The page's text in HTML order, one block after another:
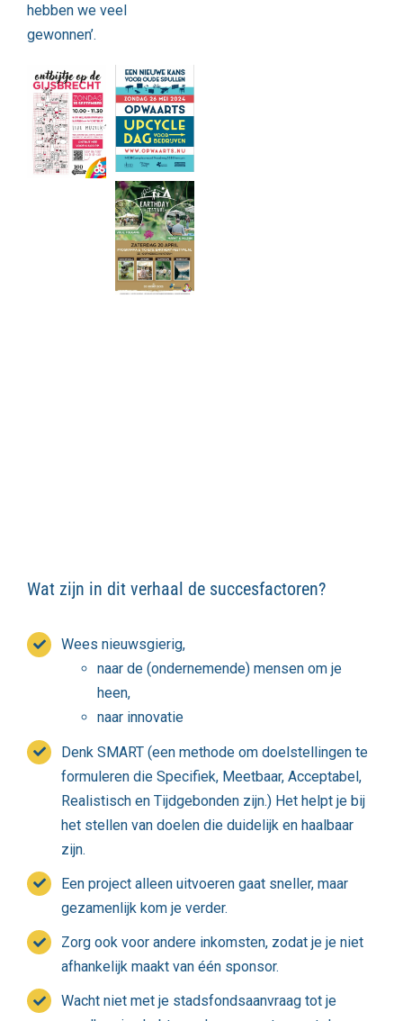
hebben we veel
gewonnen’.
Wat zijn in dit verhaal de succesfactoren?
Wees nieuwsgierig,
naar de (ondernemende) mensen om je
heen,
naar innovatie
Denk SMART (een methode om doelstellingen te
formuleren die Specifiek, Meetbaar, Acceptabel,
Realistisch en Tijdgebonden zijn.) Het helpt je bij
het stellen van doelen die duidelijk en haalbaar
zijn.
Een project alleen uitvoeren gaat sneller, maar
gezamenlijk kom je verder.
Zorg ook voor andere inkomsten, zodat je je niet
afhankelijk maakt van één sponsor.
Wacht niet met je stadsfondsaanvraag tot je